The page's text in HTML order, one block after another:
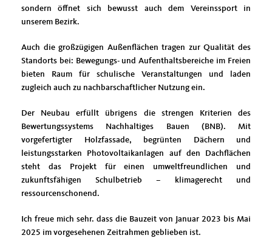
sondern öffnet sich bewusst auch dem Vereinssport in
unserem Bezirk.
Auch die großzügigen Außenflächen tragen zur Qualität des
Standorts bei: Bewegungs- und Aufenthaltsbereiche im Freien
bieten Raum für schulische Veranstaltungen und laden
zugleich auch zu nachbarschaftlicher Nutzung ein.
Der Neubau erfüllt übrigens die strengen Kriterien des
Bewertungssystems Nachhaltiges Bauen (BNB). Mit
vorgefertigter Holzfassade, begrünten Dächern und
leistungsstarken Photovoltaikanlagen auf den Dachflächen
steht das Projekt für einen umweltfreundlichen und
zukunftsfähigen Schulbetrieb – klimagerecht und
ressourcenschonend.
Ich freue mich sehr. dass die Bauzeit von Januar 2023 bis Mai
2025 im vorgesehenen Zeitrahmen geblieben ist.